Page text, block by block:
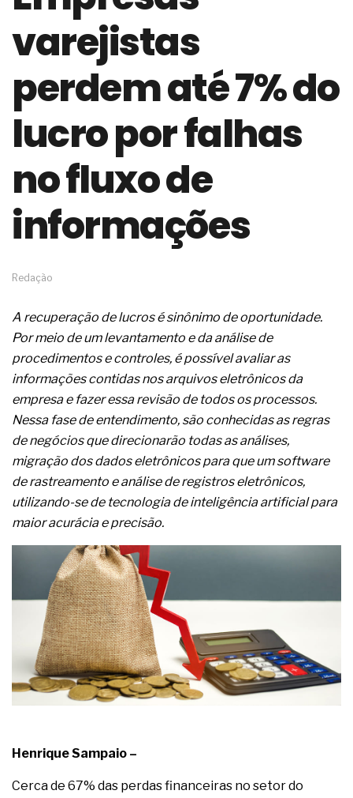
de governança das organizações
O desenho industrial ganha espaço como
estratégia competitiva nas empresas
As variações dimensionais dos produtos de
materiais cimentícios com fibra de vidro
A próxima vantagem competitiva não está no
A IA elevou a régua do comprador B2B e a venda
complexa ficou ainda mais humana
cabos e condutores elétricos
A fabricação conforme das portas com tipologia
de giro para as saídas de emergência
A sua indústria toma decisões ou apenas reage
tentar criar uma reserva de mercado sobre as
NBR ISO
Os critérios médicos da síndrome metabólica
A prevenção clínica da coceira no ânus
Os sintomas clínicos do teratoma de ovário
O tratamento médico da síndrome da fadiga
As causas médicas da queda dos cabelos ou
calvície
Quando a gestão é o obstáculo para o resultado
positivo
Os procedimentos para a inspeção em estruturas
hidráulicas de concreto de obras
O movimento regular reduz em 19% o risco de
morte precoce e melhora o metabolismo
O desenvolvimento de indicadores nas atividades
de governança das organizações
O desenho industrial ganha espaço como
estratégia competitiva nas empresas
As variações dimensionais dos produtos de
materiais cimentícios com fibra de vidro
A próxima vantagem competitiva não está no
modelo de IA
A IA elevou a régua do comprador B2B e a venda
varejistas
perdem até 7% do
lucro por falhas
no fluxo de
informações
Redação
A recuperação de lucros é sinônimo de oportunidade.
Por meio de um levantamento e da análise de
procedimentos e controles, é possível avaliar as
informações contidas nos arquivos eletrônicos da
empresa e fazer essa revisão de todos os processos.
Nessa fase de entendimento, são conhecidas as regras
de negócios que direcionarão todas as análises,
migração dos dados eletrônicos para que um software
de rastreamento e análise de registros eletrônicos,
utilizando-se de tecnologia de inteligência artificial para
maior acurácia e precisão.
Henrique Sampaio –
Cerca de 67% das perdas financeiras no setor do